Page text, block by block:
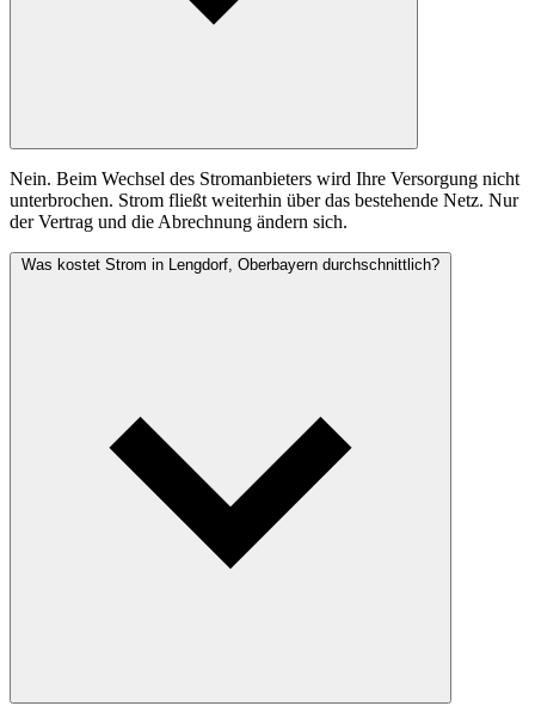
Nein. Beim Wechsel des Stromanbieters wird Ihre Versorgung nicht
unterbrochen. Strom fließt weiterhin über das bestehende Netz. Nur
der Vertrag und die Abrechnung ändern sich.
Was kostet Strom in Lengdorf, Oberbayern durchschnittlich?